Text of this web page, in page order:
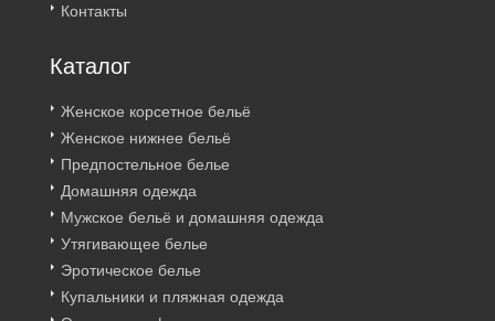
Контакты
Каталог
Женское корсетное бельё
Женское нижнее бельё
Предпостельное белье
Домашняя одежда
Мужское бельё и домашняя одежда
Утягивающее белье
Эротическое белье
Купальники и пляжная одежда